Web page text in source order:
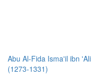
Abu Al-Fida Isma'il ibn 'Ali
(1273-1331)